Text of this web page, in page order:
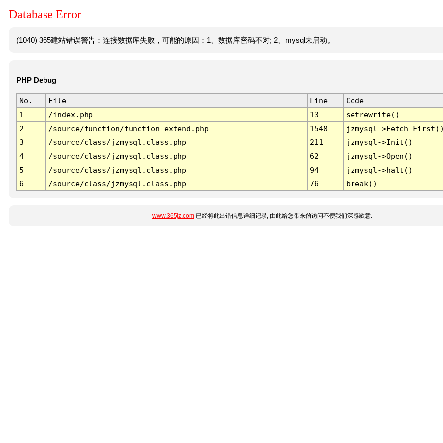
Database Error
(1040) 365建站错误警告：连接数据库失败，可能的原因：1、数据库密码不对; 2、mysql未启动。
PHP Debug
No. File Line
Code
1
/index.php 13
setrewrite()
2
/source/function/function_extend.php 1548
jzmysql-
3
/source/class/jzmysql.class.php 211
jzmysql->Init()
4
/source/class/jzmysql.class.php 62
jzmysql->Open()
5
/source/class/jzmysql.class.php 94
jzmysql->halt()
6
/source/class/jzmysql.class.php 76 break()
www.365jz.com已经将此出错信息详细记录, 由此给您带来的访问不便我们深感歉意.